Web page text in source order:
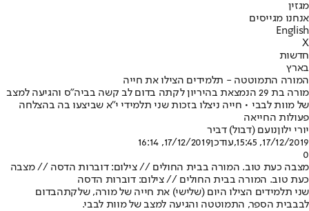
מגזין
אנחנו מגייסים
English
X
חדשות
בארץ
המורה התמוטטה - תלמידים הצילו את חייה
מורה בת 29 הנמצאת בהיריון לקתה בדום לב קשה בביה"ס והגיעה למצב
של מוות לבבי • חייה ניצלו בזכות שני תלמידי י"א שביצעו בה בהצלחה
פעולות החייאה
יורי ילוןנועם (דבול) דביר
17/12/2019, 15:45
,עודכן17/12/2019, 16:14
0
מצבה כעת טוב. המורה בבית החולים // צילום: דוברות הדסה // מצבה
כעת טוב. המורה בבית החולים // צילום: דוברות הדסה
שני תלמידים הצילו היום (שלישי) את חייה של מורה, שלקתהבדום
לבבבית הספר, התמוטטה והגיעה למצב של מוות לבבי.